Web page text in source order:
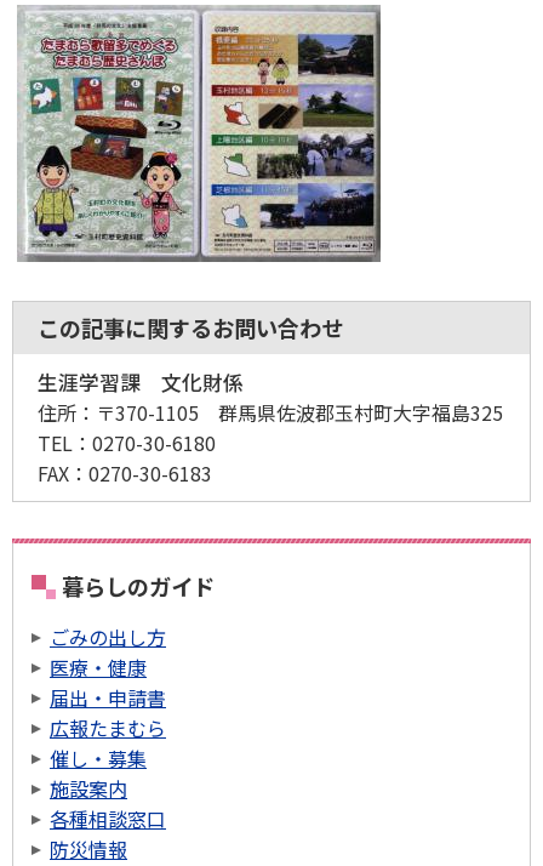
この記事に関するお問い合わせ
生涯学習課 文化財係
住所： 〒370-1105 群馬県佐波郡玉村町大字福島325
TEL： 0270-30-6180
FAX： 0270-30-6183
暮らしのガイド
ごみの出し方
医療・健康
届出・申請書
広報たまむら
催し・募集
施設案内
各種相談窓口
防災情報